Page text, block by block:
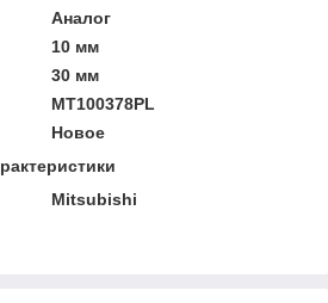
Аналог
10 мм
30 мм
MT100378PL
Новое
Mitsubishi